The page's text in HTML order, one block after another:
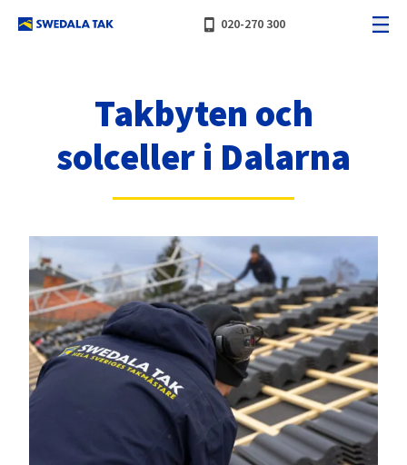
phone_iphone 020-270 300
Takbyten och
solceller i Dalarna